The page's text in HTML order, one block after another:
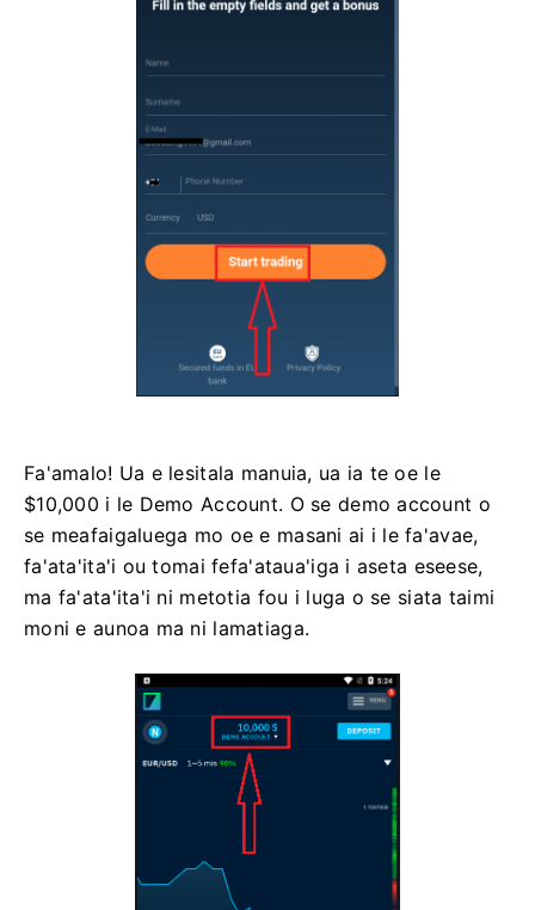
Fa'amalo! Ua e lesitala manuia, ua ia te oe le
$10,000 i le Demo Account. O se demo account o
se meafaigaluega mo oe e masani ai i le fa'avae,
fa'ata'ita'i ou tomai fefa'ataua'iga i aseta eseese,
ma fa'ata'ita'i ni metotia fou i luga o se siata taimi
moni e aunoa ma ni lamatiaga.